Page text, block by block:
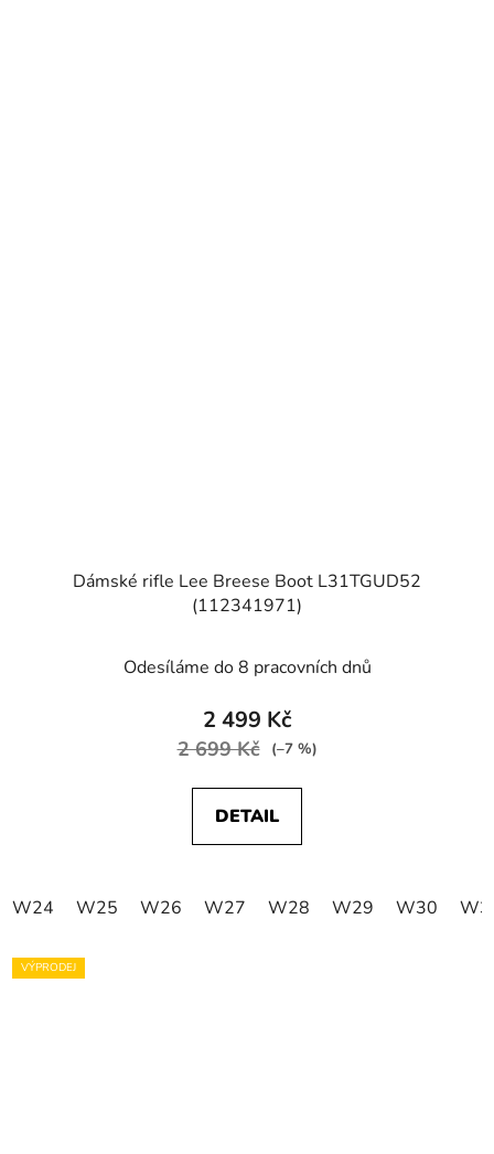
Dámské rifle Lee Breese Boot L31TGUD52
(112341971)
Odesíláme do 8 pracovních dnů
2 499 Kč
2 699 Kč (–7 %)
DETAIL
W24 W25 W26 W27 W28 W29 W30
VÝPRODEJ